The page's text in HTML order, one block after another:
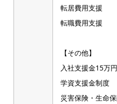
転居費用支援
転職費用支援
【その他】
入社支援金15万円
学資支援金制度
災害保険・生命